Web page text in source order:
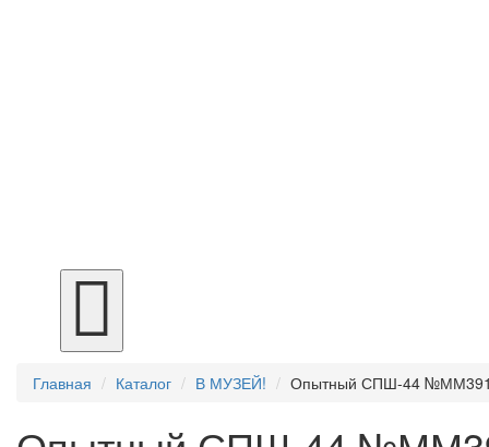
Главная Каталог В МУЗЕЙ! Опытный СПШ-44